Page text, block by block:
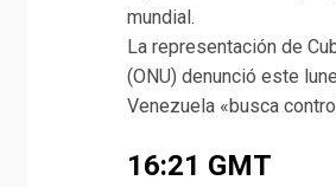
mundial.
La representación de
(ONU) denunció este
Venezuela «busca
16:21 GMT